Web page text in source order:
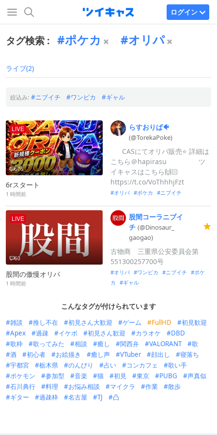
ログイン
タグ検索 : ポケカ オリパ
ライブ(2)
絞込み: ニブイチ ワンピカ ギャル
LIVE
676
6rスタート
1 時間前
らすおりぱ🐠
(@TorekaPoke)
⠀ ⠀CASにてオリパ販売⭐ 詳細は
こちら＠hapirasu⠀ ⠀ ⠀ ⠀ ⠀ツ
イキャスはこちら🙌🏻
https://t.co/VoThhhjFzt
オリパ ポケカ ニブイチ
LIVE
60
股間の傲慢オリパ
1 時間前
股間コーラニブイ
チ (@Dinosaur_
gaogao)
古物商 三重県公安委員会第
551300257700号
オリパ ワンピカ ニブイチ
ポケ
カ
ギャル
こんなタグが付けられています
雑談 推し不在 初見さん大歓迎 ゲーム FullHD
初見歓迎
Apex
過疎 イケボ 初見さん歓迎 カラオケ
DBD
歌枠
歌ってみた 相談 癒し 関西弁 VALORANT
歌
酒
初心者 お絵描き 癒し声 VTuber 顔出し
寝落ち
宇都宮
栃木県 のんびり 占い コンカフェ
歌い手
ポケモン
参加型 音楽 猫 初見 東京 PUBG
声真似
石川典行
料理 お悩み相談 マイクラ 作業
散歩
ギター
過疎枠 名古屋 TJ 凸